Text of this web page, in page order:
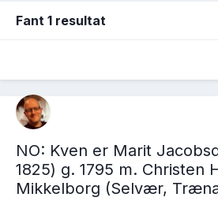
Fant 1 resultat
NO: Kven er Marit
1825) g. 1795 m. Christen
Mikkelborg (Selvær,